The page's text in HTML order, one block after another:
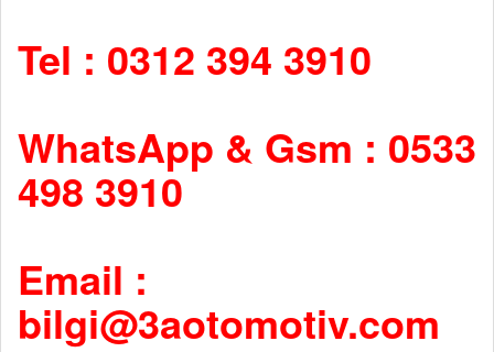
Tel : 0312 394 3910
WhatsApp & Gsm : 0533
498 3910
Email :
bilgi@3aotomotiv.com